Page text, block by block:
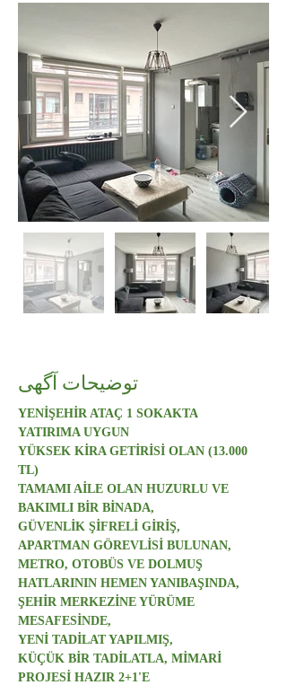
توضیحات آگهی
YENİŞEHİR ATAÇ 1 SOKAKTA
YATIRIMA UYGUN
YÜKSEK KİRA GETİRİSİ OLAN (13.000
TL)
TAMAMI AİLE OLAN HUZURLU VE
BAKIMLI BİR BİNADA,
GÜVENLİK ŞİFRELİ GİRİŞ,
APARTMAN GÖREVLİSİ BULUNAN,
METRO, OTOBÜS VE DOLMUŞ
HATLARININ HEMEN YANIBAŞINDA,
ŞEHİR MERKEZİNE YÜRÜME
MESAFESİNDE,
YENİ TADİLAT YAPILMIŞ,
KÜÇÜK BİR TADİLATLA, MİMARİ
PROJESİ HAZIR 2+1'E